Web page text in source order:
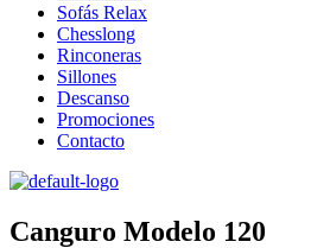
Sofás Relax
Chesslong
Rinconeras
Sillones
Descanso
Promociones
Contacto
Canguro Modelo 120